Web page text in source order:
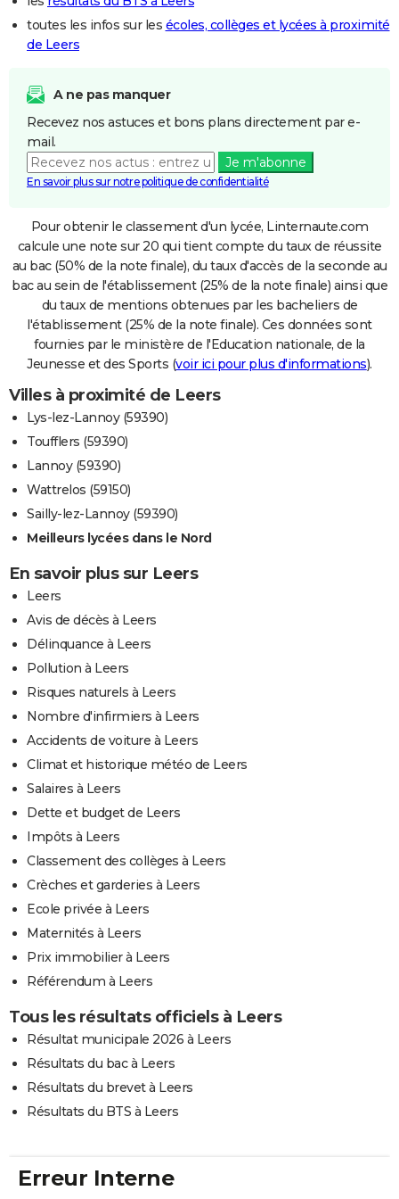
toutes les infos sur les écoles, collèges et lycées à proximité
de Leers
A ne pas manquer
Recevez nos astuces et bons plans directement par e-
mail.
Je m'abonne
En savoir plus sur notre politique de confidentialité
Pour obtenir le classement d'un lycée, Linternaute.com
calcule une note sur 20 qui tient compte du taux de réussite
au bac (50% de la note finale), du taux d'accès de la seconde au
bac au sein de l'établissement (25% de la note finale) ainsi que
du taux de mentions obtenues par les bacheliers de
l'établissement (25% de la note finale). Ces données sont
fournies par le ministère de l'Education nationale, de la
Jeunesse et des Sports (voir ici pour plus d'informations).
Villes à proximité de Leers
Lys-lez-Lannoy (59390)
Toufflers (59390)
Lannoy (59390)
Wattrelos (59150)
Sailly-lez-Lannoy (59390)
Meilleurs lycées dans le Nord
En savoir plus sur Leers
Leers
Avis de décès à Leers
Délinquance à Leers
Pollution à Leers
Risques naturels à Leers
Nombre d'infirmiers à Leers
Accidents de voiture à Leers
Climat et historique météo de Leers
Salaires à Leers
Dette et budget de Leers
Impôts à Leers
Classement des collèges à Leers
Crèches et garderies à Leers
Ecole privée à Leers
Maternités à Leers
Prix immobilier à Leers
Référendum à Leers
Tous les résultats officiels à Leers
Résultat municipale 2026 à Leers
Résultats du bac à Leers
Résultats du brevet à Leers
Résultats du BTS à Leers
Erreur Interne